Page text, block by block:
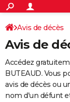
ACTUALITÉS
Politique
Société
Faits Divers
Education
Monde
Villes
+
SPORT
Coupe du monde
Football
Tennis
Cyclisme
Rugby
Forum
Programme TV
TNT
Streaming
Cinéma
Sorties cinéma
Musique
+
FINANCE
Retraite
Epargne
Immobilier
Risques naturels
Banque
Assurance
AUTO
Avis de décès
Avis de
Accédez
BUTEAUD. Vous
avis de décès ou
nom d'un défunt